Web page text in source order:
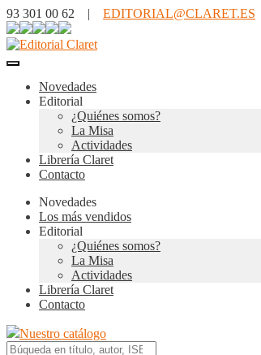
93 301 00 62 | EDITORIAL@CLARET.ES
Novedades
Editorial
¿Quiénes somos?
La Misa
Actividades
Librería Claret
Contacto
Novedades
Los más vendidos
Editorial
¿Quiénes somos?
La Misa
Actividades
Librería Claret
Contacto
Nuestro catálogo